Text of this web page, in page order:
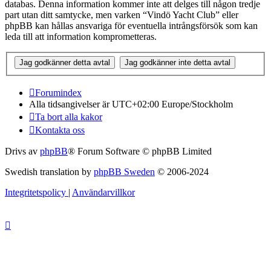
databas. Denna information kommer inte att delges till någon tredje
part utan ditt samtycke, men varken “Vindö Yacht Club” eller
phpBB kan hållas ansvariga för eventuella intrångsförsök som kan
leda till att information komprometteras.
Forumindex
Alla tidsangivelser är UTC+02:00 Europe/Stockholm
Ta bort alla kakor
Kontakta oss
Drivs av phpBB® Forum Software © phpBB Limited
Swedish translation by phpBB Sweden © 2006-2024
Integritetspolicy | Användarvillkor